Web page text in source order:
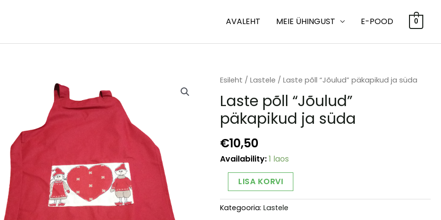
AVALEHT MEIE ÜHINGUST E-POOD 0
Esileht /Lastele / Laste põll “Jõulud” päkapikud ja süda
Laste põll “Jõulud”
päkapikud ja süda
€10,50
Availability:1 laos
Laste
“Jõulud”
päkapikud
LISA KORVI
Alternative:
Kategooria:Lastele